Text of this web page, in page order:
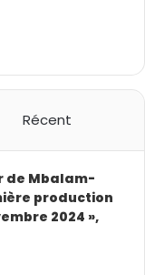
Récent
de Mbalam-
production
2024 »,